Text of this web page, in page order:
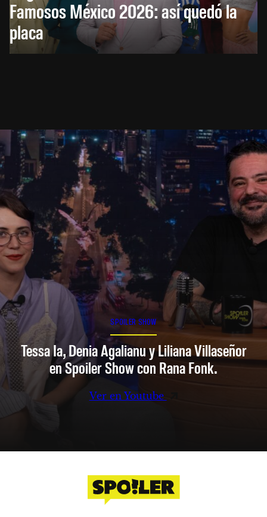
Famosos México 2026: así quedó la
placa
SPOILER SHOW
Tessa Ia, Denia Agalianu y Liliana Villaseñor
en Spoiler Show con Rana Fonk.
Ver en Youtube